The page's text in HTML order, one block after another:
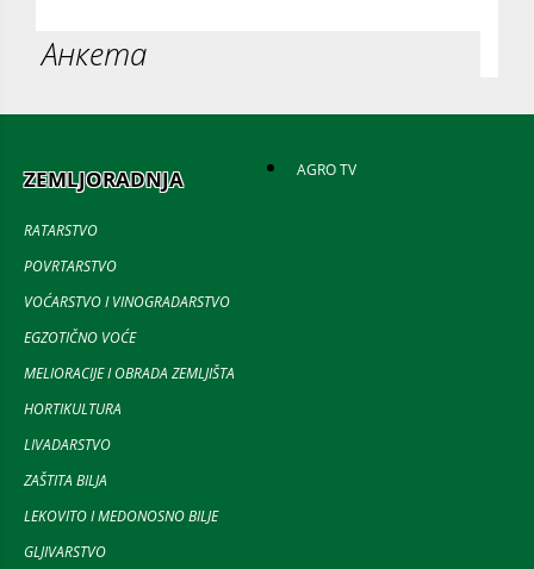
Анкета
ZEMLJORADNJA
RATARSTVO
POVRTARSTVO
VOĆARSTVO I VINOGRADARSTVO
EGZOTIČNO VOĆE
MELIORACIJE I OBRADA ZEMLJIŠTA
HORTIKULTURA
LIVADARSTVO
ZAŠTITA BILJA
LEKOVITO I MEDONOSNO BILJE
GLJIVARSTVO
AGRO TV